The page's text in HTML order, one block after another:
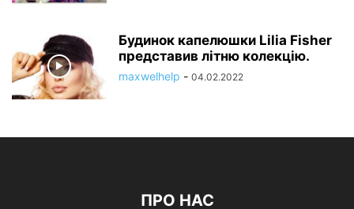
Будинок капелюшки Lilia Fisher
представив літню колекцію.
maxwelhelp - 04.02.2022
ПРО НАС